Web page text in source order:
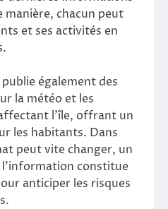
manière, chacun peut
et ses activités en
publie également des
la météo et les
l’île, offrant un
les habitants. Dans
peut vite changer, un
l’information constitue
anticiper les risques